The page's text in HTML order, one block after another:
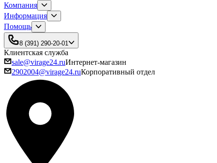
Компания
Информация
Помощь
8 (391) 290-20-01
Клиентская служба
sale@virage24.ruИнтернет-магазин
2902004@virage24.ruКорпоративный отдел